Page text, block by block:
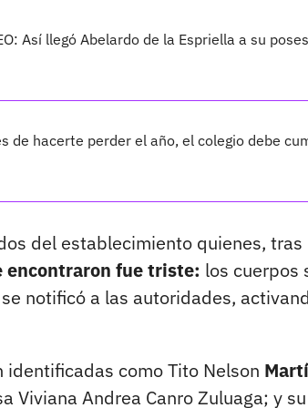
Así llegó Abelardo de la Espriella a su
de hacerte perder el año, el colegio debe
del establecimiento quienes,
encontraron fue triste: los cuerpos
notificó a las autoridades,
identificadas como Tito Nelson
Viviana Andrea Canro Zuluaga; y